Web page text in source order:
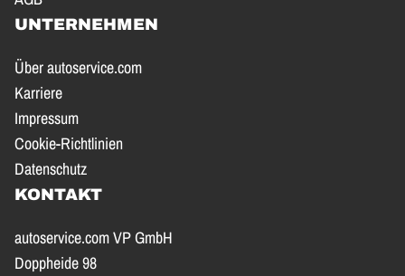
UNTERNEHMEN
Über autoservice.com
Karriere
Impressum
Cookie-Richtlinien
Datenschutz
KONTAKT
autoservice.com VP GmbH
Doppheide 98